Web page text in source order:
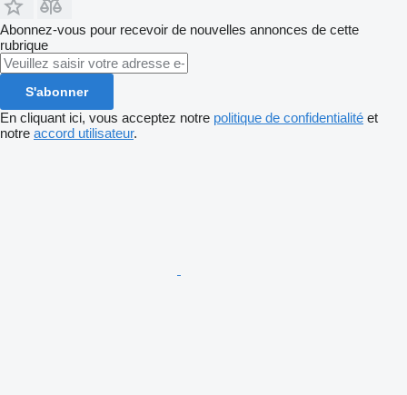
Abonnez-vous pour recevoir de nouvelles annonces de cette
rubrique
S'abonner
En cliquant ici, vous acceptez notre politique de confidentialité et
notre accord utilisateur.